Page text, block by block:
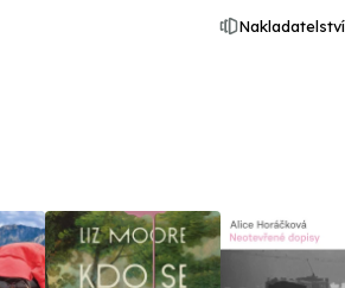
Nakladatelství